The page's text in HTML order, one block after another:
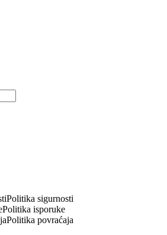
Politika sigurnosti
Politika isporuke
Politika povraćaja